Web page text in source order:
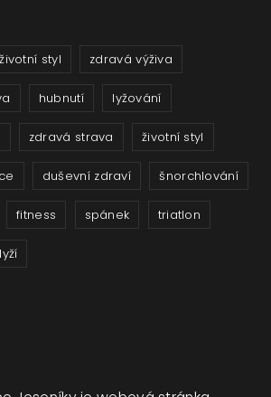
styl zdravá výživa
hubnutí lyžování
zdravá strava životní styl
duševní zdraví šnorchlování
fitness spánek triatlon